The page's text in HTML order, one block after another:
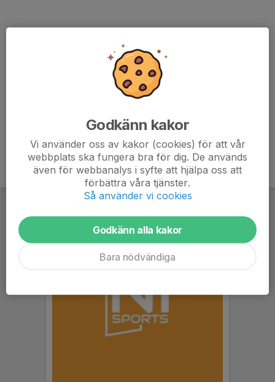
Godkänn kakor
Vi använder oss av kakor (cookies) för att vår
webbplats ska fungera bra för dig. De används
även för webbanalys i syfte att hjälpa oss att
förbättra våra tjänster.
Så använder vi cookies
Godkänn alla kakor
Bara nödvändiga